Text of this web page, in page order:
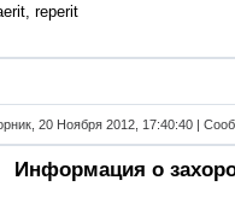
reperit
20 Ноября 2012, 17:40:40 |
Информация о